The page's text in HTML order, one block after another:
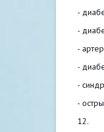
-
-
-
-
-
-
12.